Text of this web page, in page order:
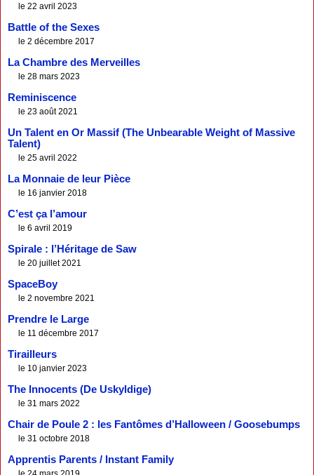
le 22 avril 2023
Battle of the Sexes
le 2 décembre 2017
La Chambre des Merveilles
le 28 mars 2023
Reminiscence
le 23 août 2021
Un Talent en Or Massif (The Unbearable Weight of Massive
Talent)
le 25 avril 2022
La Monnaie de leur Pièce
le 16 janvier 2018
C’est ça l’amour
le 6 avril 2019
Spirale : l’Héritage de Saw
le 20 juillet 2021
SpaceBoy
le 2 novembre 2021
Prendre le Large
le 11 décembre 2017
Tirailleurs
le 10 janvier 2023
The Innocents (De Uskyldige)
le 31 mars 2022
Chair de Poule 2 : les Fantômes d’Halloween / Goosebumps
le 31 octobre 2018
Apprentis Parents / Instant Family